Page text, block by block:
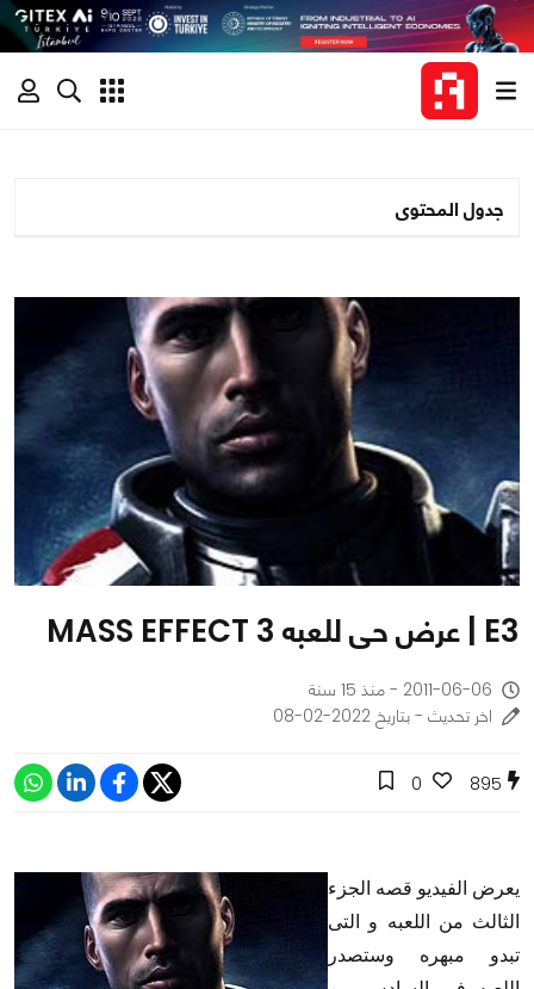
جدول المحتوى
E3 | عرض حى للعبه MASS EFFECT 3
2011-06-06 - منذ 15 سنة
اخر تحديث - بتاريخ 2022-02-08
895
0
يعرض الفيديو قصه الجزء
الثالث من اللعبه و التى
تبدو مبهره وستصدر